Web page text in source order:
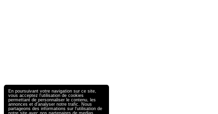
En poursuivant votre navigation sur ce site,
vous acceptez l'utilisation de cookies
permettant de personnaliser le contenu, les
annonces et d'analyser notre trafic. Nous
partageons des informations sur l'utilisation de
notre site avec nos partenaires de medias